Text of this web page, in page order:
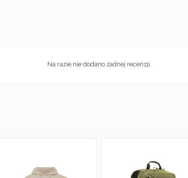
Na razie nie dodano żadnej recenzji.